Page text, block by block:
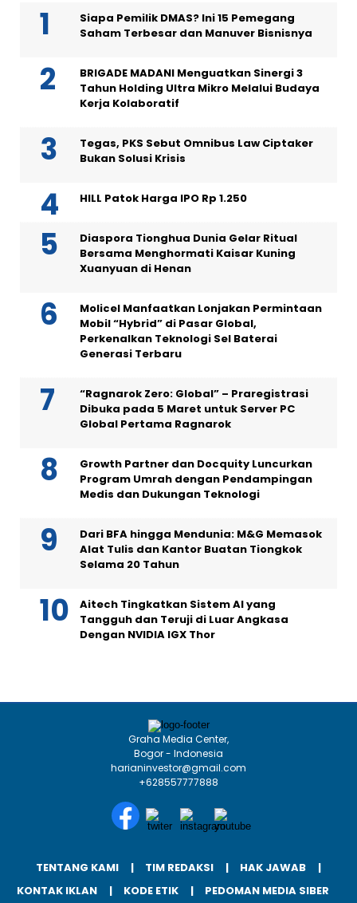
Siapa Pemilik DMAS? Ini 15 Pemegang
Saham Terbesar dan Manuver Bisnisnya
BRIGADE MADANI Menguatkan Sinergi 3
Tahun Holding Ultra Mikro Melalui Budaya
Kerja Kolaboratif
Tegas, PKS Sebut Omnibus Law Ciptaker
Bukan Solusi Krisis
HILL Patok Harga IPO Rp 1.250
Diaspora Tionghua Dunia Gelar Ritual
Bersama Menghormati Kaisar Kuning
Xuanyuan di Henan
Molicel Manfaatkan Lonjakan Permintaan
Mobil “Hybrid” di Pasar Global,
Perkenalkan Teknologi Sel Baterai
Generasi Terbaru
“Ragnarok Zero: Global” – Praregistrasi
Dibuka pada 5 Maret untuk Server PC
Global Pertama Ragnarok
Growth Partner dan Docquity Luncurkan
Program Umrah dengan Pendampingan
Medis dan Dukungan Teknologi
Dari BFA hingga Mendunia: M&G Memasok
Alat Tulis dan Kantor Buatan Tiongkok
Selama 20 Tahun
Aitech Tingkatkan Sistem AI yang
Tangguh dan Teruji di Luar Angkasa
Dengan NVIDIA IGX Thor
Graha Media Center,
Bogor - Indonesia
harianinvestor@gmail.com
+628557777888
TENTANG KAMI TIM REDAKSI
HAK JAWAB
KONTAK IKLAN
KODE ETIK PEDOMAN MEDIA SIBER